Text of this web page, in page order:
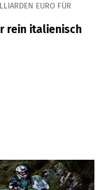
EURO FÜR
rein italienisch